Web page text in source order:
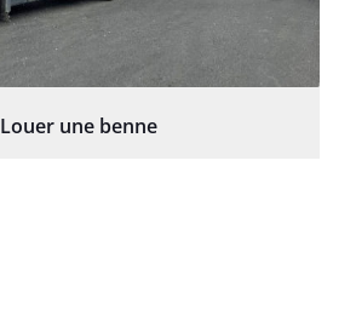
Louer une benne